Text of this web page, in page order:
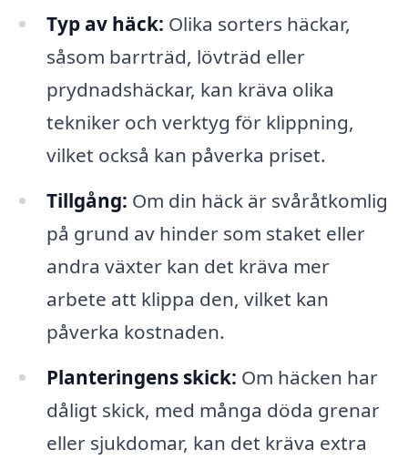
Typ av häck: Olika sorters häckar,
såsom barrträd, lövträd eller
prydnadshäckar, kan kräva olika
tekniker och verktyg för klippning,
vilket också kan påverka priset.
Tillgång: Om din häck är svåråtkomlig
på grund av hinder som staket eller
andra växter kan det kräva mer
arbete att klippa den, vilket kan
påverka kostnaden.
Planteringens skick: Om häcken har
dåligt skick, med många döda grenar
eller sjukdomar, kan det kräva extra